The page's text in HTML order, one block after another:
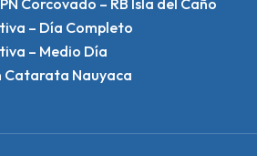
Corcovado – RB Isla del Caño
– Día Completo
– Medio Día
Catarata Nauyaca